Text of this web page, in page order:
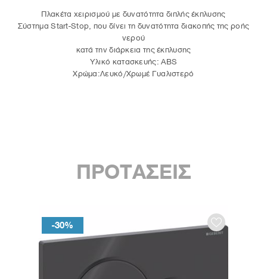
Πλακέτα χειρισμού με δυνατότητα διπλής έκπλυσης
Σύστημα Start-Stop, που δίνει τη δυνατότητα διακοπής της ροής
νερού
κατά την διάρκεια της έκπλυσης
Υλικό κατασκευής: ABS
Χρώμα:Λευκό/Χρωμέ Γυαλιστερό
ΠΡΟΤΑΣΕΙΣ
-30%